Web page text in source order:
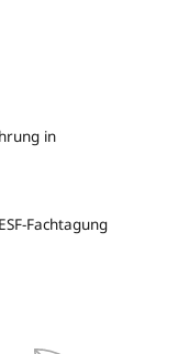
in
Fachtagung